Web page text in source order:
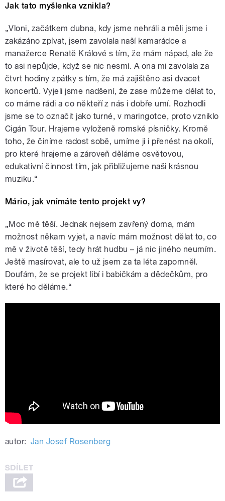
Jak tato myšlenka vznikla?
„Vloni, začátkem dubna, kdy jsme nehráli a měli jsme i
zakázáno zpívat, jsem zavolala naší kamarádce a
manažerce Renatě Králové s tím, že mám nápad, ale že
to asi nepůjde, když se nic nesmí. A ona mi zavolala za
čtvrt hodiny zpátky s tím, že má zajištěno asi dvacet
koncertů. Vyjeli jsme nadšení, že zase můžeme dělat to,
co máme rádi a co někteří z nás i dobře umí. Rozhodli
jsme se to označit jako turné, v maringotce, proto vzniklo
Cigán Tour. Hrajeme vyloženě romské písničky. Kromě
toho, že činíme radost sobě, umíme ji i přenést na okolí,
pro které hrajeme a zároveň děláme osvětovou,
edukativní činnost tím, jak přibližujeme naši krásnou
muziku.“
Mário, jak vnímáte tento projekt vy?
„Moc mě těší. Jednak nejsem zavřený doma, mám
možnost někam vyjet, a navíc mám možnost dělat to, co
mě v životě těší, tedy hrát hudbu – já nic jiného neumím.
Ještě masírovat, ale to už jsem za ta léta zapomněl.
Doufám, že se projekt líbí i babičkám a dědečkům, pro
které ho děláme.“
autor: Jan Josef Rosenberg